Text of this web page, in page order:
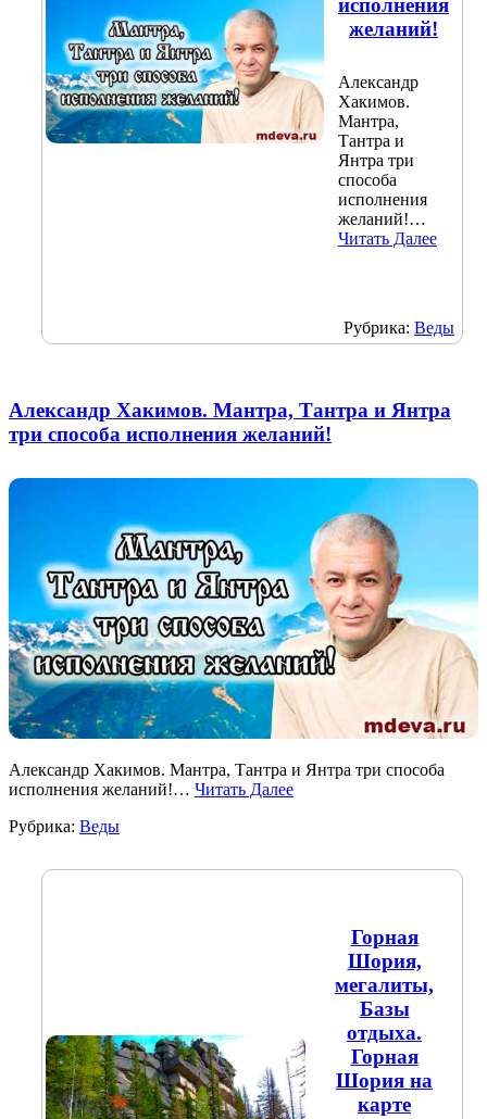
исполнения
желаний!
Александр
Хакимов.
Мантра,
Тантра и
Янтра три
способа
исполнения
желаний!…
Читать Далее
Рубрика: Веды
Александр Хакимов. Мантра, Тантра и Янтра
три способа исполнения желаний!
Александр Хакимов. Мантра, Тантра и Янтра три способа
исполнения желаний!… Читать Далее
Рубрика: Веды
Горная
Шория,
мегалиты,
Базы
отдыха.
Горная
Шория на
карте